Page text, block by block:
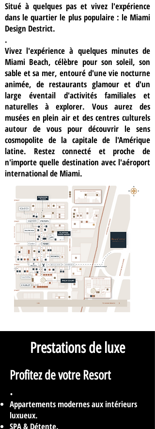
Situé à quelques pas et vivez l'expérience
dans le quartier le plus populaire : le Miami
Design Destrict.
.
Vivez l'expérience à quelques minutes de
Miami Beach, célèbre pour son soleil, son
sable et sa mer, entouré d'une vie nocturne
animée, de restaurants glamour et d'un
large éventail d'activités familiales et
naturelles à explorer. Vous aurez des
musées en plein air et des centres culturels
autour de vous pour découvrir le sens
cosmopolite de la capitale de l'Amérique
latine. Restez connecté et proche de
n'importe quelle destination avec l'aéroport
international de Miami.
Prestations de luxe
Profitez de votre Resort
.
Appartements modernes aux intérieurs
luxueux.
SPA & Détente.